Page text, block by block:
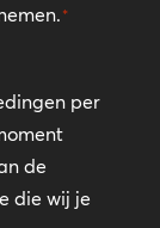
*
per
de
die wij je